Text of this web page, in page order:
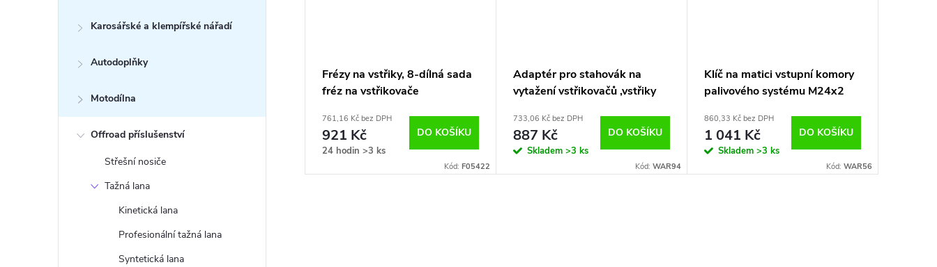
Karosářské a klempířské nářadí
Autodoplňky
Motodílna
Offroad příslušenství
Střešní nosiče
Tažná lana
Kinetická lana
Profesionální tažná lana
Syntetická lana
Frézy na vstřiky, 8-dílná sada
fréz na vstřikovače
761,16 Kč bez DPH
921 Kč
24 hodin >3 ks
DO KOŠÍKU
Kód: F05422
Adaptér pro stahovák na
vytažení vstřikovačů ,vstřiky
733,06 Kč bez DPH
887 Kč
Skladem >3 ks
DO KOŠÍKU
Kód: WAR94
Klíč na matici vstupní komory
palivového systému M24x2
860,33 Kč bez DPH
1 041 Kč
Skladem >3 ks
DO KOŠÍKU
Kód: WAR56